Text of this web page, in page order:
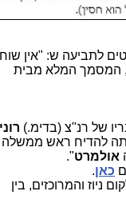
לתביעה ש: "אין שוחד
המסמך המלא מבית
של רנ"צ (בדימ.)רוני
להדיח ראש ממשלה
".
כאן.
והמרוכזים, בין